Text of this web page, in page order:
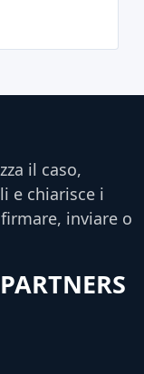
il caso,
e chiarisce i
inviare o